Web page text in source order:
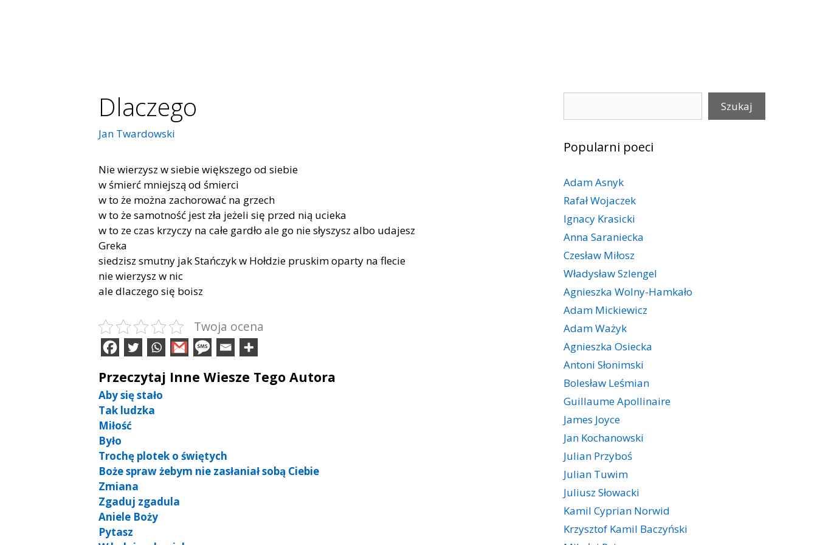
Dlaczego
Jan Twardowski
Nie wierzysz w siebie większego od siebie
w śmierć mniejszą od śmierci
w to że można zachorować na grzech
w to że samotność jest zła jeżeli się przed nią ucieka
w to ze czas krzyczy na całe gardło ale go nie słyszysz albo udajesz
Greka
siedzisz smutny jak Stańczyk w Hołdzie pruskim oparty na flecie
nie wierzysz w nic
ale dlaczego się boisz
Twoja ocena
Przeczytaj Inne Wiesze Tego Autora
Aby się stało
Tak ludzka
Miłość
Było
Trochę plotek o świętych
Boże spraw żebym nie zasłaniał sobą Ciebie
Zmiana
Zgaduj zgadula
Aniele Boży
Pytasz
Szukaj
Popularni poeci
Adam Asnyk
Rafał Wojaczek
Ignacy Krasicki
Anna Saraniecka
Czesław Miłosz
Władysław Szlengel
Agnieszka Wolny-Hamkało
Adam Mickiewicz
Adam Ważyk
Agnieszka Osiecka
Antoni Słonimski
Bolesław Leśmian
Guillaume Apollinaire
James Joyce
Jan Kochanowski
Julian Przyboś
Julian Tuwim
Juliusz Słowacki
Kamil Cyprian Norwid
Krzysztof Kamil Baczyński